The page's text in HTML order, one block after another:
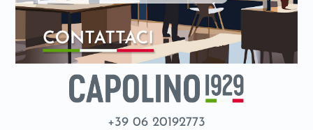
+39 06 20192773